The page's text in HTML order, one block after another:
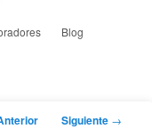
Blog
Siguiente →